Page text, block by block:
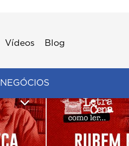
Vídeos Blog
NEGÓCIOS